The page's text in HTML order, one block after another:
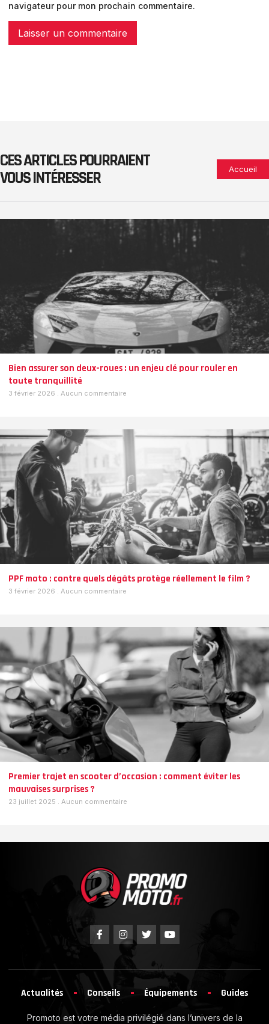
navigateur pour mon prochain commentaire.
CES ARTICLES POURRAIENT
VOUS INTÉRESSER
Accueil
Bien assurer son deux-roues : un enjeu clé pour rouler en
toute tranquillité
3 février 2026 Aucun commentaire
PPF moto : contre quels dégâts protège réellement le film ?
3 février 2026 Aucun commentaire
Premier trajet en scooter d’occasion : comment éviter les
mauvaises surprises ?
23 juillet 2025 Aucun commentaire
Actualités Conseils Équipements Guides
Promoto est votre média privilégié dans l’univers de la